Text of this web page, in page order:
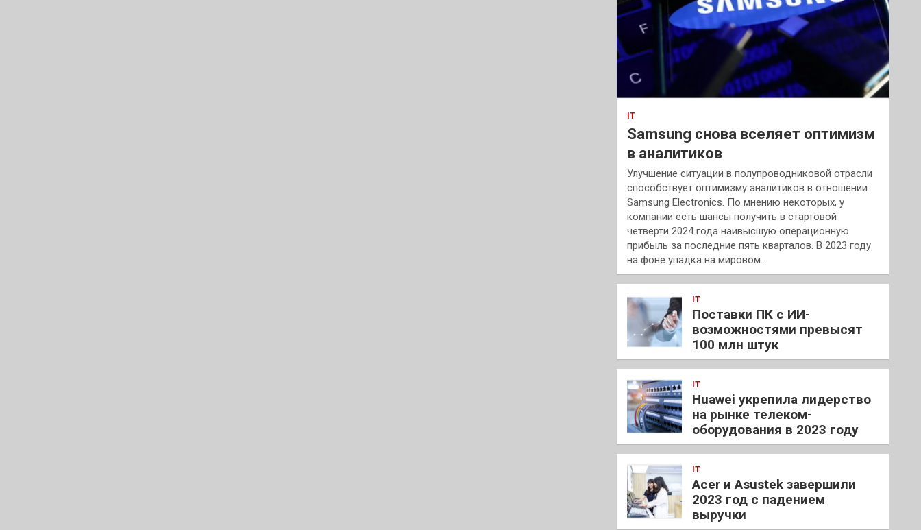
IT
Samsung снова вселяет оптимизм
в аналитиков
Улучшение ситуации в полупроводниковой отрасли
способствует оптимизму аналитиков в отношении
Samsung Electronics. По мнению некоторых, у
компании есть шансы получить в стартовой
четверти 2024 года наивысшую операционную
прибыль за последние пять кварталов. В 2023 году
на фоне упадка на мировом…
IT
Поставки ПК с ИИ-
возможностями превысят
100 млн штук
IT
Huawei укрепила лидерство
на рынке телеком-
оборудования в 2023 году
IT
Acer и Asustek завершили
2023 год с падением
выручки